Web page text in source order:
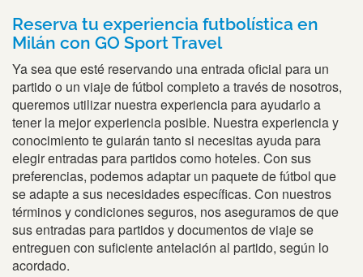
Reserva tu experiencia futbolística en
Milán con GO Sport Travel
Ya sea que esté reservando una entrada oficial para un
partido o un viaje de fútbol completo a través de nosotros,
queremos utilizar nuestra experiencia para ayudarlo a
tener la mejor experiencia posible. Nuestra experiencia y
conocimiento te guiarán tanto si necesitas ayuda para
elegir entradas para partidos como hoteles. Con sus
preferencias, podemos adaptar un paquete de fútbol que
se adapte a sus necesidades específicas. Con nuestros
términos y condiciones seguros, nos aseguramos de que
sus entradas para partidos y documentos de viaje se
entreguen con suficiente antelación al partido, según lo
acordado.